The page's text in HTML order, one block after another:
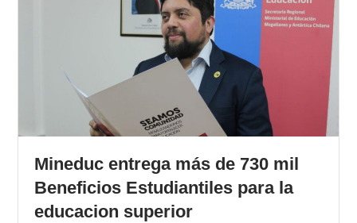
Mineduc entrega más de 730 mil
Beneficios Estudiantiles para la
educacion superior